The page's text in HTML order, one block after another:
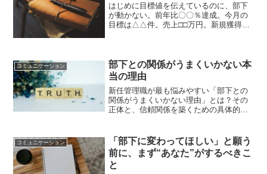
はじめに目標値を伝えているのに、部下
が動かない。前年比〇〇％達成。今月の
目標は△△件。売上□□万円。新規獲得〇
ては、こう感じるかもしれ...
コミュニケーション
部下との関係がうまくいかない本
当の理由
新任管理職が最も悩みやすい「部下との
関係がうまくいかない理由」とは？その
正体と、信頼関係を築くための具体的な
コミュニケーション
「部下に変わってほしい」と願う
前に、まず“あなた”がするべきこ
と